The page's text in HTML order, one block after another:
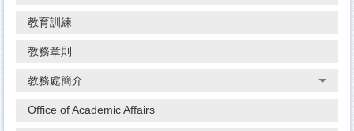
教育訓練
教務章則
教務處簡介
Office of Academic Affairs